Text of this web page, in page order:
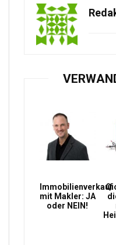
Immobilienverkauf
mit Makler: JA
oder NEIN!